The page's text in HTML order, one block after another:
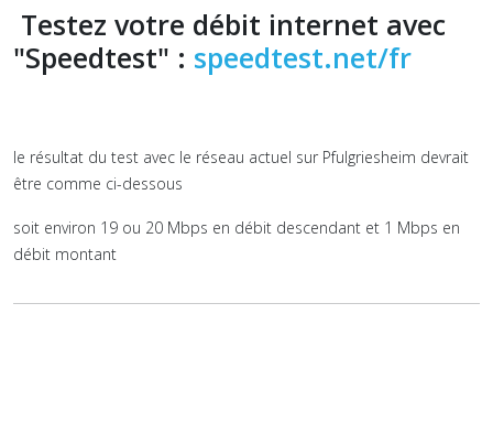
Testez votre débit internet avec
"Speedtest" : speedtest.net/fr
le résultat du test avec le réseau actuel sur Pfulgriesheim devrait
être comme ci-dessous
soit environ 19 ou 20 Mbps en débit descendant et 1 Mbps en
débit montant